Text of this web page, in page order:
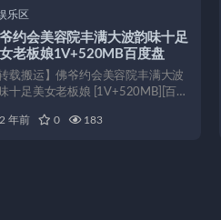
乐区
约会美容院丰满大波韵味十足
老板娘1V+520MB百度盘
转载搬运】佛爷约会美容院丰满大波
十足美女老板娘 [1V+520MB][百度
年前
0 183